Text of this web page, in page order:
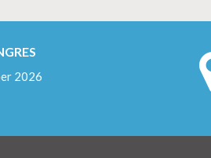
2026